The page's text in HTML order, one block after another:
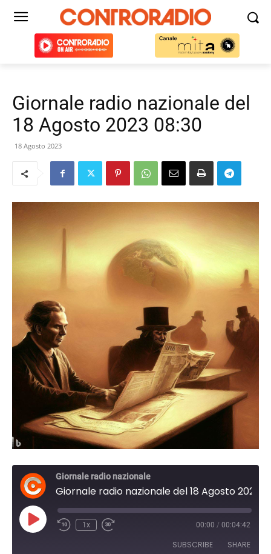
Giornale radio nazionale del
18 Agosto 2023 08:30
18 Agosto 2023
Giornale radio nazionale
Play
Episode
1x 00:00 / 00:04:42
SUBSCRIBE SHARE